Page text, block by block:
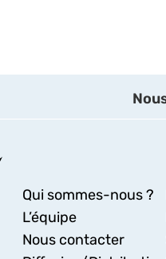
Qui sommes-nous ?
L’équipe
Nous contacter